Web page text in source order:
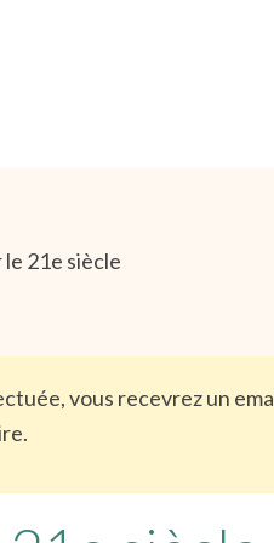
21e siècle
vous recevrez un